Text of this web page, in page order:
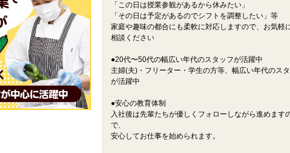
「この日は授業参観があるから休みたい」
「その日は予定があるのでシフトを調整したい」等
家庭や趣味の都合にも柔軟に対応しますので、お気軽
相談ください
●20代〜50代の幅広い年代のスタッフが活躍中
主婦(夫)・フリーター・学生の方等、幅広い年代のス
が活躍中
●安心の教育体制
入社後は先輩たちが優しくフォローしながら進めます
で、
安心してお仕事を始められます。